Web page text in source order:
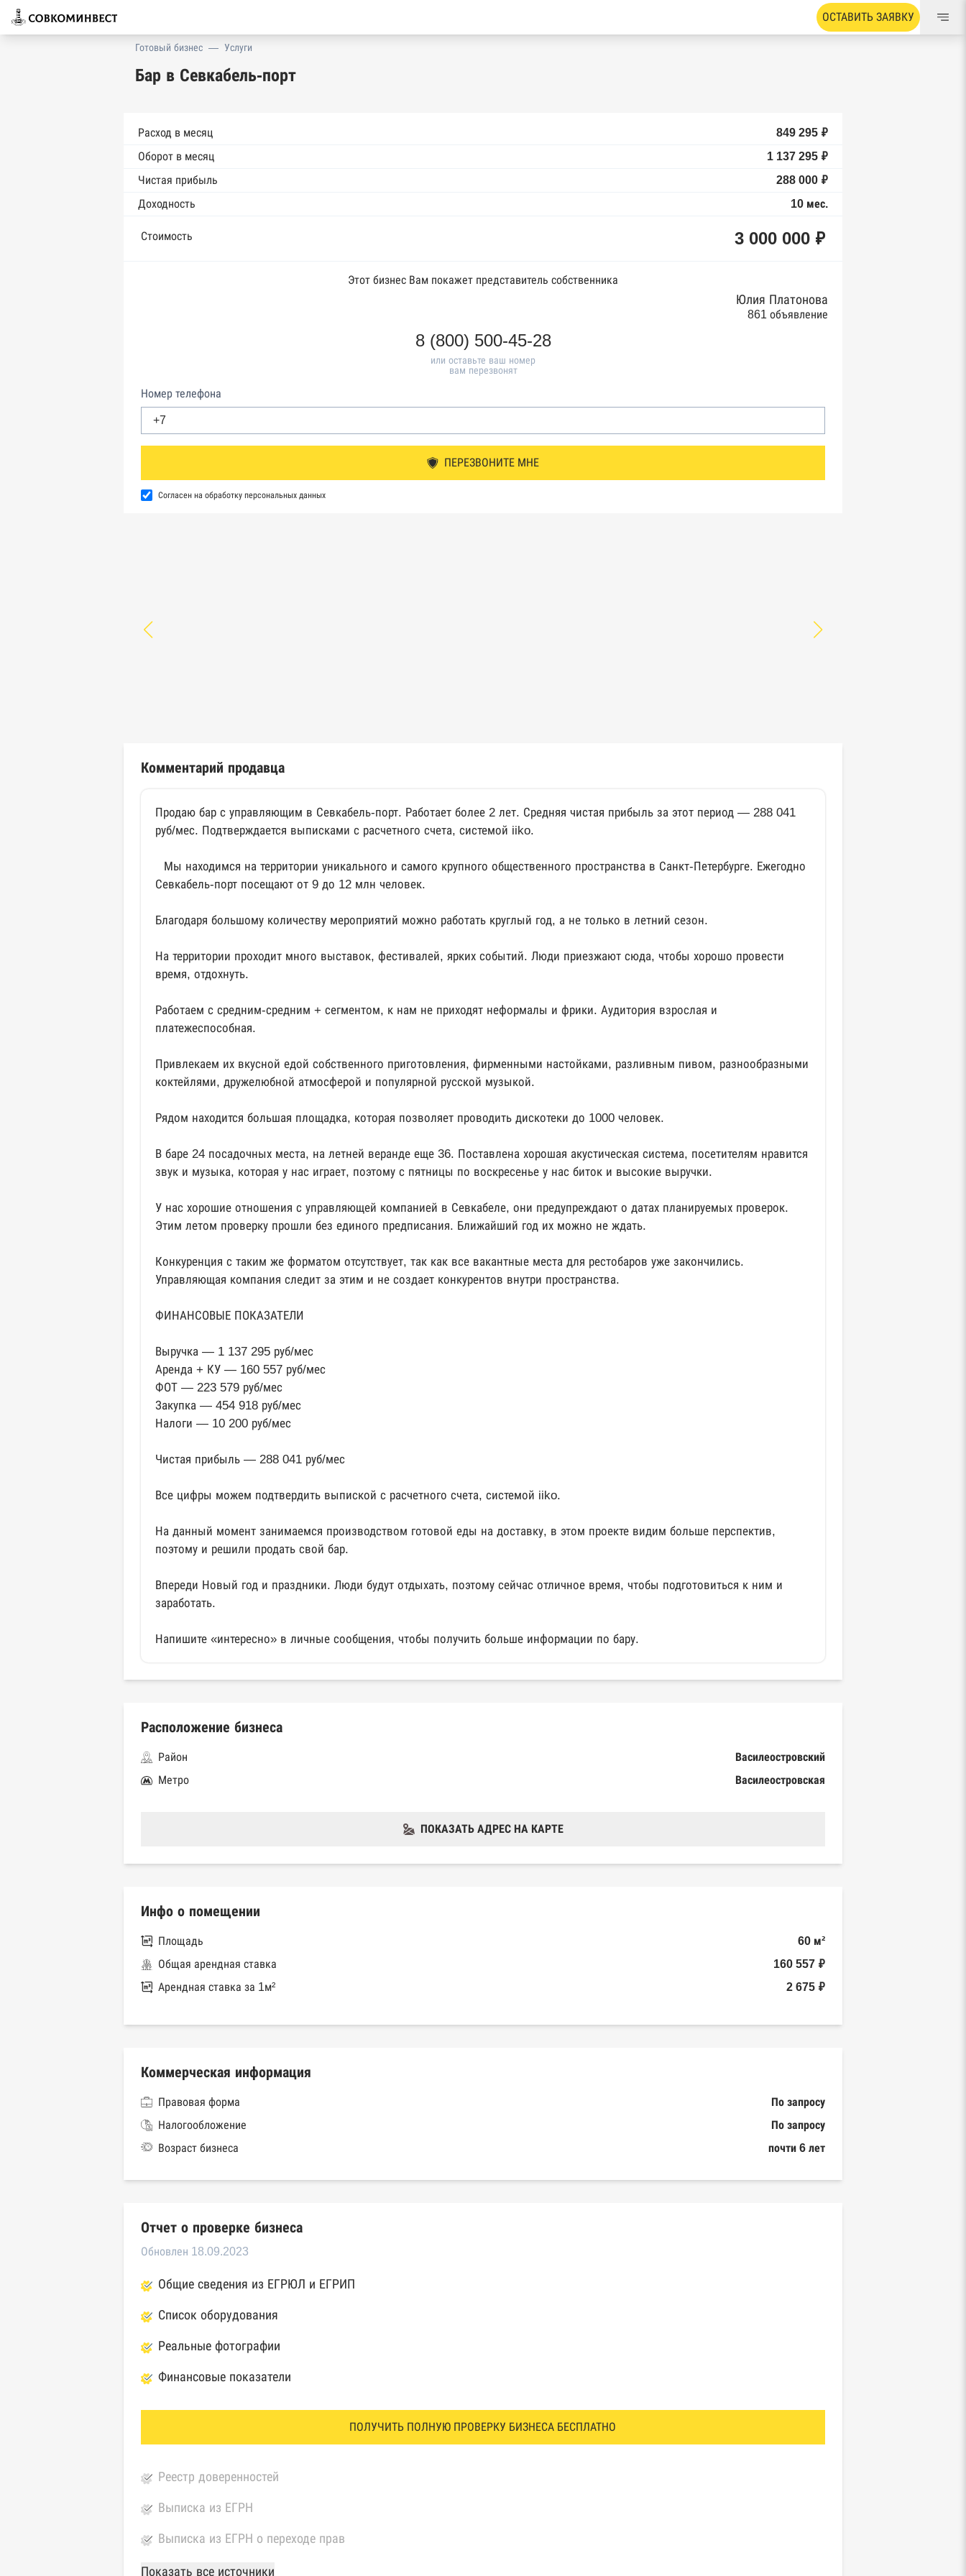
ОСТАВИТЬ ЗАЯВКУ
Готовый бизнес — Услуги
Бар в Севкабель-порт
Расход в месяц
849 295 ₽
Оборот в месяц
1 137 295 ₽
Чистая прибыль
288 000 ₽
Доходность
10 мес.
Стоимость 3 000 000 ₽
Этот бизнес Вам покажет представитель собственника
Юлия Платонова
861 объявление
8 (800) 500-45-28
или оставьте ваш номер
вам перезвонят
Номер телефона
ПЕРЕЗВОНИТЕ МНЕ
Согласен на обработку персональных данных
Комментарий продавца
Продаю бар с управляющим в Севкабель-порт. Работает более 2 лет. Средняя чистая прибыль за этот период — 288 041
руб/мес. Подтверждается выписками с расчетного счета, системой iiko.
⠀Мы находимся на территории уникального и самого крупного общественного пространства в Санкт-Петербурге. Ежегодно
Севкабель-порт посещают от 9 до 12 млн человек.
Благодаря большому количеству мероприятий можно работать круглый год, а не только в летний сезон.
На территории проходит много выставок, фестивалей, ярких событий. Люди приезжают сюда, чтобы хорошо провести
время, отдохнуть.
Работаем с средним-средним + сегментом, к нам не приходят неформалы и фрики. Аудитория взрослая и
платежеспособная.
Привлекаем их вкусной едой собственного приготовления, фирменными настойками, разливным пивом, разнообразными
коктейлями, дружелюбной атмосферой и популярной русской музыкой.
Рядом находится большая площадка, которая позволяет проводить дискотеки до 1000 человек.
В баре 24 посадочных места, на летней веранде еще 36. Поставлена хорошая акустическая система, посетителям нравится
звук и музыка, которая у нас играет, поэтому с пятницы по воскресенье у нас биток и высокие выручки.
У нас хорошие отношения с управляющей компанией в Севкабеле, они предупреждают о датах планируемых проверок.
Этим летом проверку прошли без единого предписания. Ближайший год их можно не ждать.
Конкуренция с таким же форматом отсутствует, так как все вакантные места для рестобаров уже закончились.
Управляющая компания следит за этим и не создает конкурентов внутри пространства.
ФИНАНСОВЫЕ ПОКАЗАТЕЛИ
Выручка — 1 137 295 руб/мес
Аренда + КУ — 160 557 руб/мес
ФОТ — 223 579 руб/мес
Закупка — 454 918 руб/мес
Налоги — 10 200 руб/мес
Чистая прибыль — 288 041 руб/мес
Все цифры можем подтвердить выпиской с расчетного счета, системой iiko.
На данный момент занимаемся производством готовой еды на доставку, в этом проекте видим больше перспектив,
поэтому и решили продать свой бар.
Впереди Новый год и праздники. Люди будут отдыхать, поэтому сейчас отличное время, чтобы подготовиться к ним и
заработать.
Напишите «интересно» в личные сообщения, чтобы получить больше информации по бару.
Расположение бизнеса
Район
Василеостровский
Метро
Василеостровская
ПОКАЗАТЬ АДРЕС НА КАРТЕ
Инфо о помещении
Площадь
60 м²
Общая арендная ставка
160 557 ₽
Арендная ставка за 1м²
2 675 ₽
Коммерческая информация
Правовая форма
По запросу
Налогообложение
По запросу
Возраст бизнеса
почти 6 лет
Отчет о проверке бизнеса
Обновлен 18.09.2023
Общие сведения из ЕГРЮЛ и ЕГРИП
Список оборудования
Реальные фотографии
Финансовые показатели
ПОЛУЧИТЬ ПОЛНУЮ ПРОВЕРКУ БИЗНЕСА БЕСПЛАТНО
Реестр доверенностей
Выписка из ЕГРН
Выписка из ЕГРН о переходе прав
База Росстата
Показать все источники